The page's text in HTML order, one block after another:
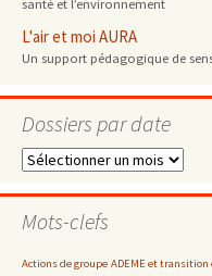
santé et l’environnement
L'air et moi AURA
Un support pédagogique de
Dossiers par date
Dossiers
date
Mots-clefs
Actions de groupe ADEME et